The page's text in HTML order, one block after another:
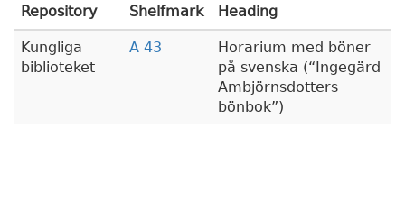
Repository Shelfmark Heading
Kungliga
biblioteket
A 43
Horarium med böner
på svenska ( Ingegärd
Ambjörnsdotters
bönbok )